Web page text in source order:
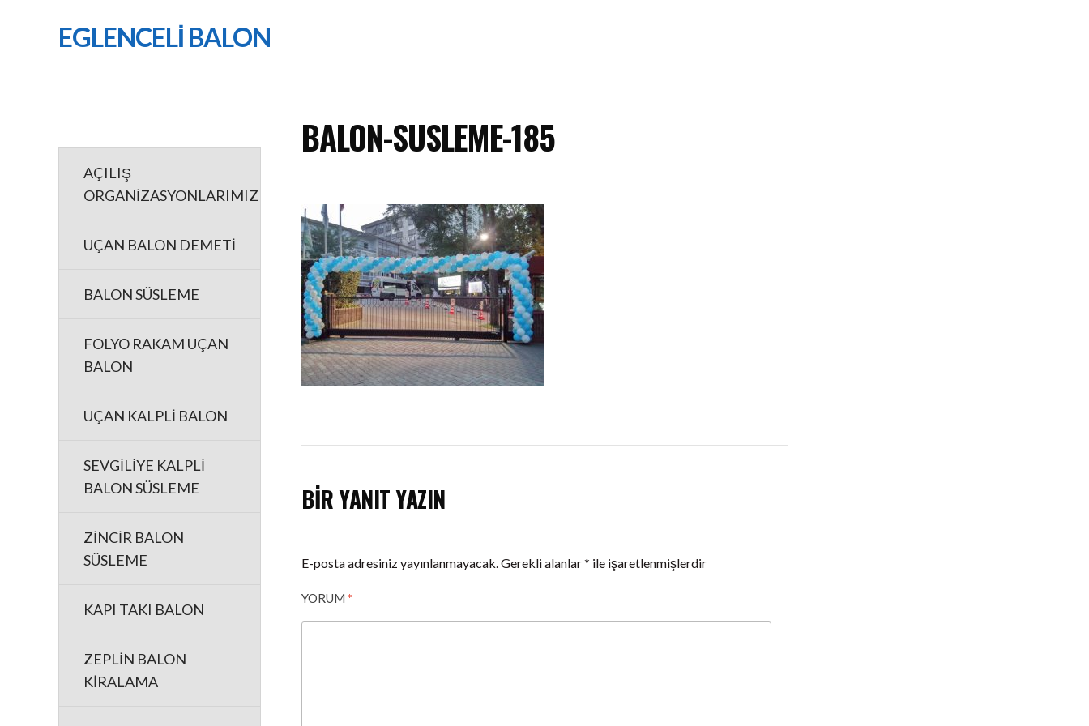
EGLENCELİ BALON
AÇILIŞ
ORGANİZASYONLARIMIZ
UÇAN BALON DEMETİ
BALON SÜSLEME
FOLYO RAKAM UÇAN
BALON
UÇAN KALPLİ BALON
SEVGİLİYE KALPLİ
BALON SÜSLEME
ZİNCİR BALON
SÜSLEME
KAPI TAKI BALON
ZEPLİN BALON
KİRALAMA
BALON-SUSLEME-185
BIR YANIT YAZIN
E-posta adresiniz yayınlanmayacak.Gerekli alanlar* ile işaretlenmişlerdir
YORUM *